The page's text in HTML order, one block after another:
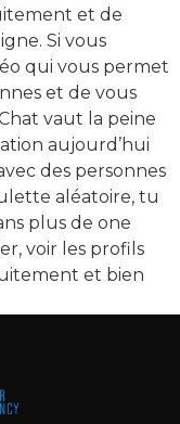
et de
Si vous
qui vous permet
et de vous
vaut la peine
aujourd’hui
des personnes
aléatoire, tu
plus de one
voir les profils
et bien